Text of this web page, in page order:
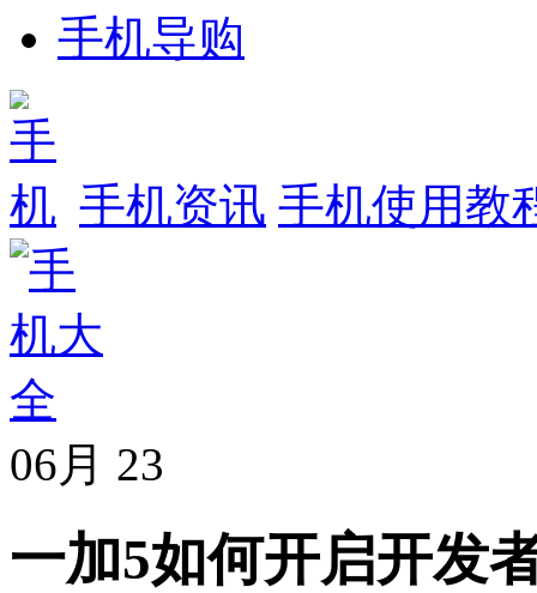
手机导购
手机资讯 手机使用教
06月 23
一加5如何开启开发